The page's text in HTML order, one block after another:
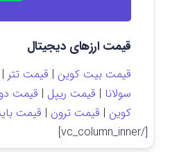
قیمت ارزهای دیجیتال
قیمت بیت کوین | قیمت تتر |
سولانا | قیمت ریپل | قیمت
کوین | قیمت ترون | قیمت
[/vc_column_inner]